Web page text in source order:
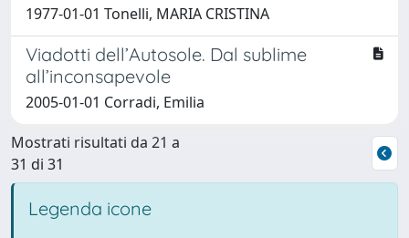
1977-01-01 Tonelli, MARIA CRISTINA
Viadotti dell’Autosole. Dal sublime
all’inconsapevole
2005-01-01 Corradi, Emilia
Mostrati risultati da 21 a
31 di 31
Legenda icone